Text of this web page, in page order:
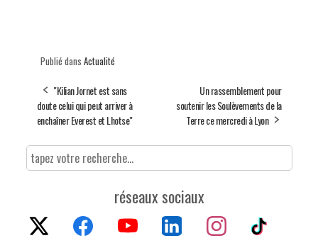
Publié dans Actualité
"Kilian Jornet est sans
doute celui qui peut arriver à
enchaîner Everest et Lhotse"
Un rassemblement pour
soutenir les Soulèvements de la
Terre ce mercredi à Lyon
réseaux sociaux